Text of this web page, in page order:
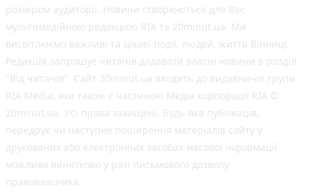
розміром аудиторії. Новини створюються для Вас
мультимедійною редакцією RIA та 20minut.ua. Ми
висвітлюємо важливі та цікаві події, людей, життя Вінниці.
Редакція запрошує читачів додавати власні новини в розділ
"Від читачів". Сайт 20minut.ua входить до видавничої групи
RIA Media, яка також є частиною Медіа корпорації RIA ©
20minut.ua. Усі права захищені. Будь-яка публiкацiя,
передрук чи наступне поширення матеріалів сайту у
друкованих або електронних засобах масової інформації
можлива винятково у разі письмового дозволу
правовласника.